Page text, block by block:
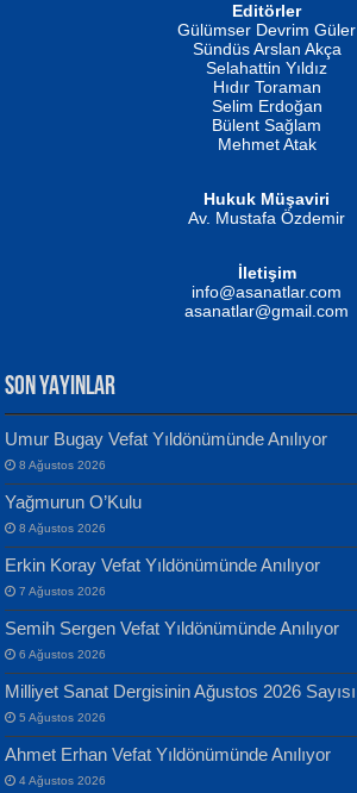
İSMAİL OKUTAN
Erkeklerin Kahrolması Ne Demektir
MUSTAFA KELOĞLU
Yarına İz Bırakmak...
ATİLLA ÖZEN
Sultan Olmadan Önce Eyüp...
Evvel Zaman Tanrıçası...
Yılmaz Ekinci
Geceye Söylenen...
Banu Sancak
Defterimden İçeri...
Editörler
Gülümser Devrim Güler
Sündüs Arslan Akça
Selahattin Yıldız
Hıdır Toraman
Selim Erdoğan
Bülent Sağlam
Mehmet Atak
Hukuk Müşaviri
Av. Mustafa Özdemir
İletişim
info@asanatlar.com
asanatlar@gmail.com
SON YAYINLAR
Umur Bugay Vefat Yıldönümünde Anılıyor
8 Ağustos 2026
Yağmurun O’Kulu
8 Ağustos 2026
Erkin Koray Vefat Yıldönümünde Anılıyor
7 Ağustos 2026
Semih Sergen Vefat Yıldönümünde Anılıyor
6 Ağustos 2026
Milliyet Sanat Dergisinin Ağustos 2026 Sayısı
5 Ağustos 2026
Ahmet Erhan Vefat Yıldönümünde Anılıyor
4 Ağustos 2026